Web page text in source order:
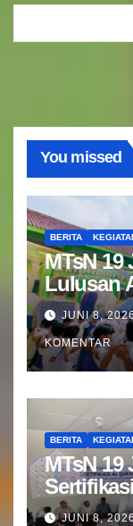
You missed
BERITA
MTsN 19
Lulusan
Doa dan
JUNI 8,
KOMENTAR
BERITA
MTsN 19
Qur’an
JUNI 8,